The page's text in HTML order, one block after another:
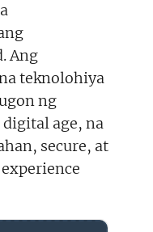
Ang
teknolohiya
ng
age, na
secure, at